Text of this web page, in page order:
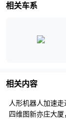
相关车系
相关内容
人形机器人加速
四维图新亦庄大